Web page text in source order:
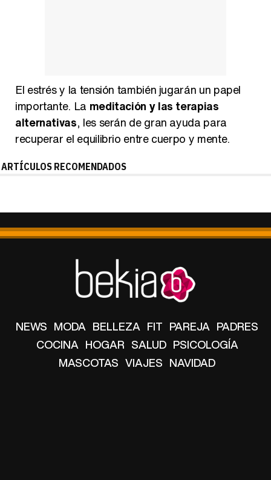
importante. Lameditación y las terapias
alternativas, les serán de gran ayuda para
recuperar el equilibrio entre cuerpo y mente.
COCINA HOGAR SALUD
PSICOLOGÍA
MASCOTAS
VIAJES NAVIDAD